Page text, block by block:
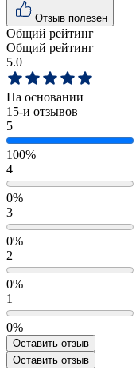
Отзыв полезен
Общий рейтинг
Общий рейтинг
5.0
На основании
15-и отзывов
5
100%
4
0%
3
0%
2
0%
1
0%
Оставить отзыв
Оставить отзыв